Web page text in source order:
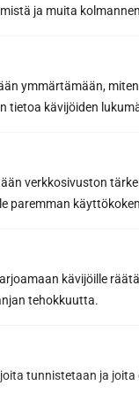
ja muita
ymmärtämään,
tietoa kävijöiden
verkkosivuston
paremman
kävijöille
tehokkuutta.
tunnistetaan ja
E-postadress *